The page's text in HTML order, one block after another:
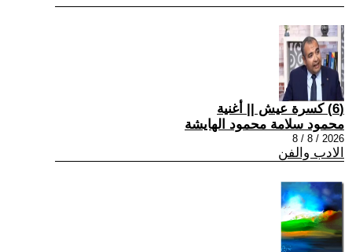
(6) كسرة عيش || أغنية
محمود سلامة محمود الهايشة
2026 / 8 / 8
الادب والفن